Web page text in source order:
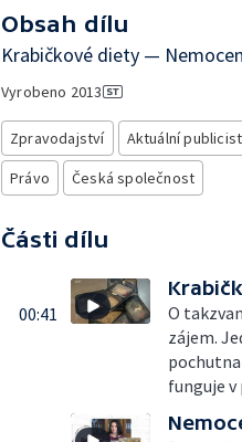
Obsah dílu
Krabičkové diety —
Vyrobeno 2013
Zpravodajství Aktuální
Právo
Česká společnost
Části dílu
00:41
O
zájem.
funguje v